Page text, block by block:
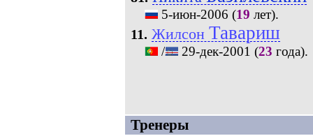
5-июн-2006 (19 лет).
11. Жилсон Тавариш
/ 29-дек-2001 (23 года).
Тренеры